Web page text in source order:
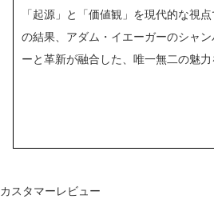
「起源」と「価値観」を現代的な視
の結果、アダム・イエーガーのシャ
ーと革新が融合した、唯一無二の魅力
カスタマーレビュー